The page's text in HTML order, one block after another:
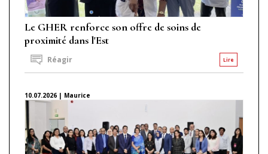
Le GHER renforce son offre de soins de
proximité dans l'Est
Lire
Réagir
10.07.2026 | Maurice